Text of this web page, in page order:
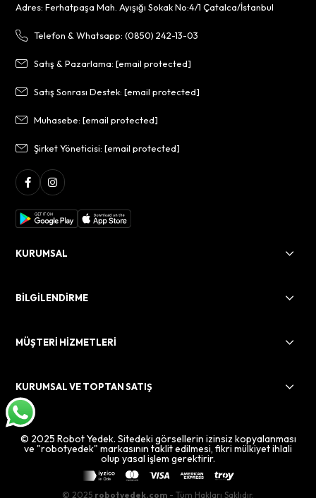
Adres: Ferhatpaşa Mah. Ayışığı Sokak No:4/1 Çatalca/İstanbul
Telefon & Whatsapp: (0850) 242-13-03
Satış & Pazarlama:[email protected]
Satış Sonrası Destek:[email protected]
Muhasebe:[email protected]
Şirket Yöneticisi:[email protected]
KURUMSAL
BİLGİLENDİRME
MÜŞTERİ HİZMETLERİ
KURUMSAL VE TOPTAN SATIŞ
© 2025 Robot Yedek. Sitedeki görsellerin izinsiz kopyalanması
ve "robotyedek" markasının taklit edilmesi, fikri mülkiyet ihlali
olup yasal işlem gerektirir.
© 2025 robotyedek.com - Tüm Hakları Saklıdır.